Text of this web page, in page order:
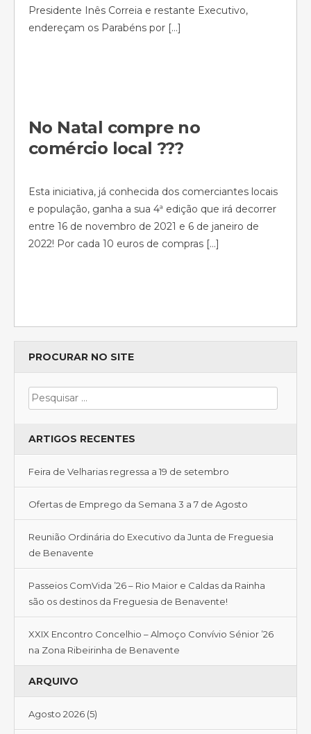
Presidente Inês Correia e restante Executivo,
endereçam os Parabéns por […]
No Natal compre no
comércio local ???
Esta iniciativa, já conhecida dos comerciantes locais
e população, ganha a sua 4ª edição que irá decorrer
entre 16 de novembro de 2021 e 6 de janeiro de
2022! Por cada 10 euros de compras […]
PROCURAR NO SITE
ARTIGOS RECENTES
Feira de Velharias regressa a 19 de setembro
Ofertas de Emprego da Semana 3 a 7 de Agosto
Reunião Ordinária do Executivo da Junta de Freguesia
de Benavente
Passeios ComVida ’26 – Rio Maior e Caldas da Rainha
são os destinos da Freguesia de Benavente!
XXIX Encontro Concelhio – Almoço Convívio Sénior ’26
na Zona Ribeirinha de Benavente
ARQUIVO
Agosto 2026 (5)